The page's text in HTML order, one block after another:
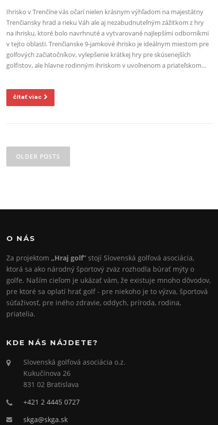
Ihrisko v Trenčíne vás očarí nielen krásnym výhľadom na majestátny
Trenčiansky hrad a rieku Váh ale aj nezabudnuteľným zážitkom z hry
na ihrisku, ktoré bolo navrhnuté a vytvarované najlepšími odborníkmi
v tejto oblasti. Trenčianske 9-jamkové ihrisko je ideálnym miestom pre
golfových začiatočníkov, vylepšenie krátkej hry pre skúsenejších
golfistov, ale hlavne rodinným ihriskom v uvoľnenom a priateľskom…
čítať viac
OLDER POSTS
O NÁS
Za projektom„Hraj golf” stojí Slovenská golfová asociácia,
ktorá sa ako národný športový zväz rozhodla búrať mýty o
golfe. Naším cieľom je ukázať vám, že existuje mnoho dôvodov,
pre ktoré sa oplatí hrať golf - pre niekoho je to výzva, športová
súťaživosť, pre iného zdravie, oddych, príroda, rodina,
priatelia.
KDE NÁS NÁJDETE?
Slovenská golfová asociácia o.z.
Kukučínova 26
831 02 Bratislava
+421 2 4445 0727
skga@skga.sk